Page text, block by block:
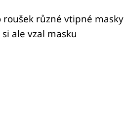
různé vtipné masky
ale vzal masku